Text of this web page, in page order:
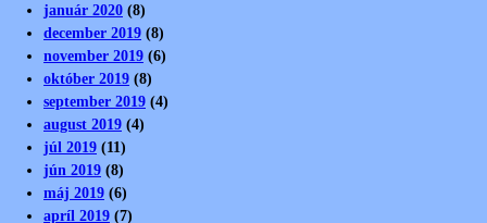
január 2020 (8)
december 2019 (8)
november 2019 (6)
október 2019 (8)
september 2019 (4)
august 2019 (4)
júl 2019 (11)
jún 2019 (8)
máj 2019 (6)
apríl 2019 (7)